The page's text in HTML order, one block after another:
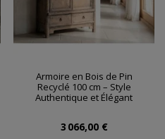
Armoire en Bois de Pin
Recyclé 100 cm – Style
Authentique et Élégant
3 066,00 €